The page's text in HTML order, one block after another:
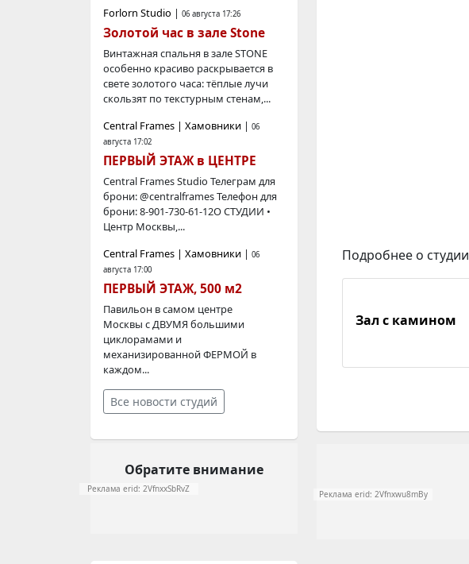
Подробнее о студии
Зал с камином
Реклама erid: 2Vfnxwu8mBy
Forlorn Studio | 06 августа 17:26
Золотой час в зале Stone
Винтажная спальня в зале STONE
особенно красиво раскрывается в
свете золотого часа: тёплые лучи
скользят по текстурным стенам,...
Central Frames | Хамовники | 06
августа 17:02
ПЕРВЫЙ ЭТАЖ в ЦЕНТРЕ
Central Frames Studio Телегрaм для
брони: @centralframes Телефон для
брони: 8-901-730-61-12О СТУДИИ •
Центр Москвы,...
Central Frames | Хамовники | 06
августа 17:00
ПЕРВЫЙ ЭТАЖ, 500 м2
Павильон в самом центре
Москвы с ДВУМЯ большими
циклорамами и
механизированной ФЕРМОЙ в
каждом...
Все новости студий
Обратите внимание
Реклама erid: 2VfnxxSbRvZ